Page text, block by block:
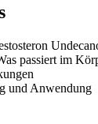
passiert im
und Anwendung